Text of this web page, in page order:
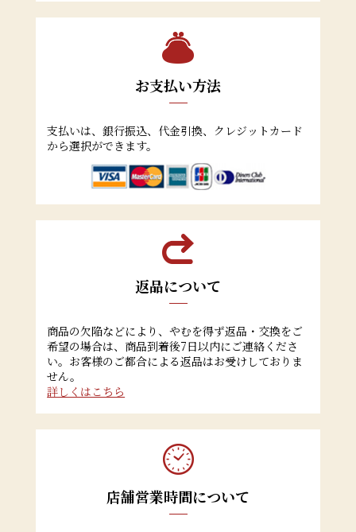
お支払い方法
支払いは、銀行振込、代金引換、クレジットカード
から選択ができます。
返品について
商品の欠陥などにより、やむを得ず返品・交換をご
希望の場合は、商品到着後7日以内にご連絡くださ
い。お客様のご都合による返品はお受けしておりま
せん。
詳しくはこちら
店舗営業時間について